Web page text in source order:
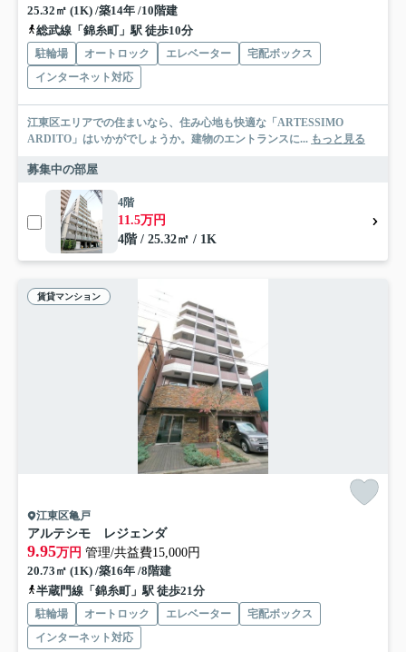
25.32㎡ (1K) /築14年 /10階建
総武線「錦糸町」駅 徒歩10分
駐輪場 オートロック エレベーター
宅配ボックス
インターネット対応
江東区エリアでの住まいなら、住み心地も快適な「ARTESSIMO
ARDITO」はいかがでしょうか。建物のエントランスに... もっと見る
募集中の部屋
4階
11.5万円
4階 / 25.32㎡ / 1K
賃貸マンション
江東区亀戸
アルテシモ レジェンダ
9.95万円 管理/共益費15,000円
20.73㎡ (1K) /築16年 /8階建
半蔵門線「錦糸町」駅 徒歩21分
駐輪場 オートロック エレベーター
宅配ボックス
インターネット対応